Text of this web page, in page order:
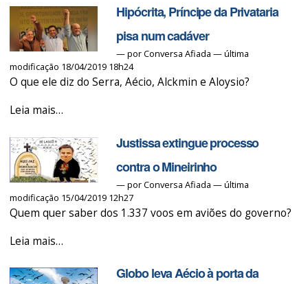
- Aécio
para
a
cadeia
comum
-
Hipócrita, Príncipe da Privataria
pisa num cadáver
—porConversa Afiada — última
modificação 18/04/2019 18h24
O que ele diz do Serra, Aécio, Alckmin e Aloysio?
Hipócrita,
da
Privataria
pisa
num
cadáver
-
Leia mais…
Justissa extingue processo
contra o Mineirinho
—porConversa Afiada — última
modificação 15/04/2019 12h27
Quem quer saber dos 1.337 voos em aviões do governo?
Justissa
processo
Leia mais…
Globo leva Aécio à porta da